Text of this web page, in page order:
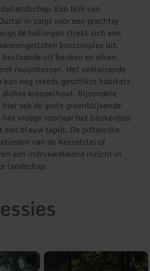
Een blik van
in zorgt voor een prachtig
de hellingen strekt zich een
boscomplex uit,
uit beuken en eiken,
ravijnbossen. Het veeleisende
kan nog steeds geschikte habitats
kreupelhout. Bijzondere
ook de grote groenblijvende
vroege voorjaar het beukenbos
een blauw tapijt. De pittoreske
van de Kesselslei of
een indrukwekkend inzicht in
landschap.